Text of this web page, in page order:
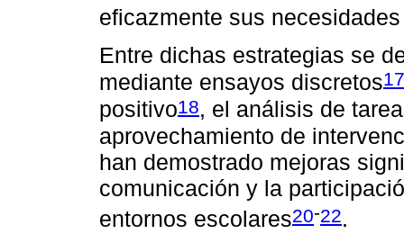
eficazmente sus
Entre dichas estrategias se
mediante ensayos discretos17
positivo18, el análisis de
aprovechamiento de
han demostrado mejoras
comunicación y la
entornos escolares20-22.